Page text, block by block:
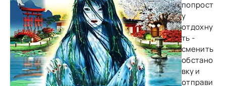
попрост
у
отдохну
ть -
сменить
обстано
вку и
отправи